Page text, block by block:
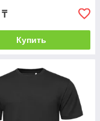
₸
Купить